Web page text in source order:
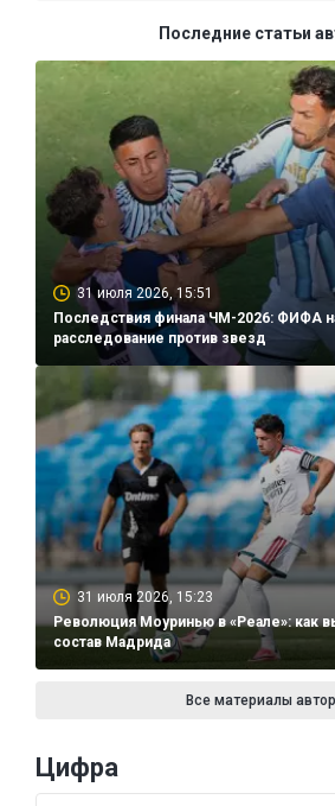
Последние статьи
31 июля 2026, 15:51
Последствия финала ЧМ-2026: ФИФА
расследование против звезд
31 июля 2026, 15:23
Революция Моуринью в «Реале»: как
состав Мадрида
Все материалы
Цифра